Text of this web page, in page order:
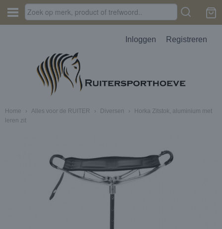
Inloggen Registreren
Home › Alles voor de RUITER › Diversen ›
Horka Zitstok, aluminium met
leren zit